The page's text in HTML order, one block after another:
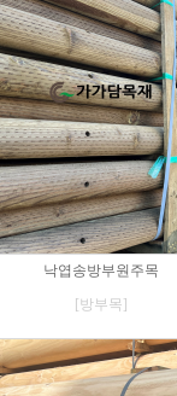
낙엽송방부원주목
[방부목]